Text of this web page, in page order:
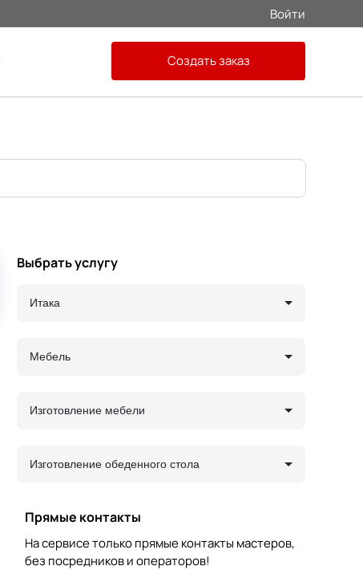
Войти
Создать заказ
Выбрать услугу
Итака
Мебель
Изготовление мебели
Изготовление обеденного стола
Прямые контакты
На сервисе только прямые контакты мастеров,
без посредников и операторов!